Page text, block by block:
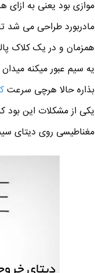
همزمان و در یک کلاک
یه سیم عبور میکنه
بذاره حالا هرچی سرعت
یکی از مشکلات این بود
مغناطیسی روی دیتای